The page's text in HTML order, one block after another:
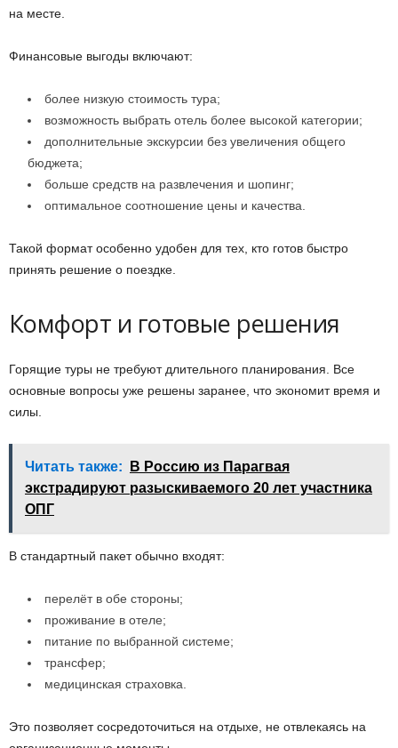
на месте.
Финансовые выгоды включают:
более низкую стоимость тура;
возможность выбрать отель более высокой категории;
дополнительные экскурсии без увеличения общего
бюджета;
больше средств на развлечения и шопинг;
оптимальное соотношение цены и качества.
Такой формат особенно удобен для тех, кто готов быстро
принять решение о поездке.
Комфорт и готовые решения
Горящие туры не требуют длительного планирования. Все
основные вопросы уже решены заранее, что экономит время и
силы.
Читать также:
В Россию из Парагвая
экстрадируют разыскиваемого 20 лет участника
ОПГ
В стандартный пакет обычно входят:
перелёт в обе стороны;
проживание в отеле;
питание по выбранной системе;
трансфер;
медицинская страховка.
Это позволяет сосредоточиться на отдыхе, не отвлекаясь на